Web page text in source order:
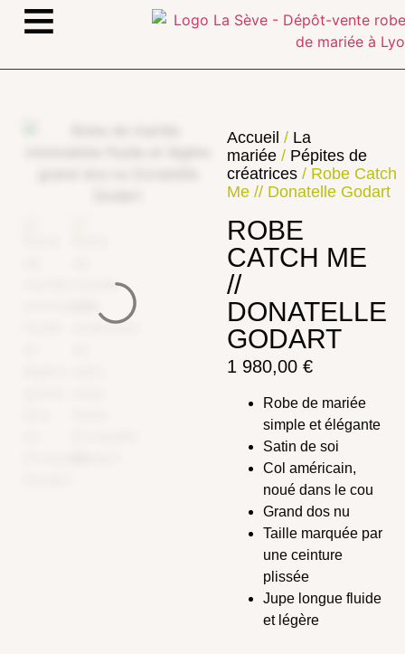
≡
Accueil / La
mariée/ Pépites de
créatrices/ Robe Catch
Me // Donatelle Godart
ROBE
CATCH ME
//
DONATELLE
GODART
1 980,00 €
Robe de mariée
simple et élégante
Satin de soi
Col américain,
noué dans le cou
Grand dos nu
Taille marquée par
une ceinture
plissée
Jupe longue fluide
et légère